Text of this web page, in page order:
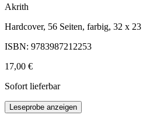
Akrith
Hardcover, 56 Seiten, farbig, 32 x
ISBN: 9783987212253
17,00 €
Sofort lieferbar
Leseprobe anzeigen